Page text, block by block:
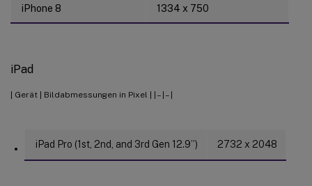
iPhone 8 1334 x 750
iPad
| Gerät | Bildabmessungen in Pixel | | – | – |
iPad Pro (1st, 2nd, and 3rd Gen 12.9”) 2732 x 2048